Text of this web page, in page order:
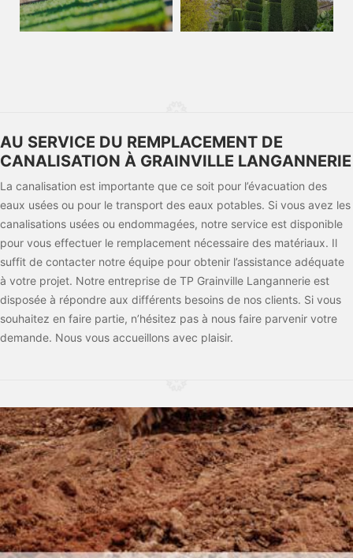
AU SERVICE DU REMPLACEMENT DE
CANALISATION À GRAINVILLE LANGANNERIE
La canalisation est importante que ce soit pour l’évacuation des
eaux usées ou pour le transport des eaux potables. Si vous avez les
canalisations usées ou endommagées, notre service est disponible
pour vous effectuer le remplacement nécessaire des matériaux. Il
suffit de contacter notre équipe pour obtenir l’assistance adéquate
à votre projet. Notre entreprise de TP Grainville Langannerie est
disposée à répondre aux différents besoins de nos clients. Si vous
souhaitez en faire partie, n’hésitez pas à nous faire parvenir votre
demande. Nous vous accueillons avec plaisir.